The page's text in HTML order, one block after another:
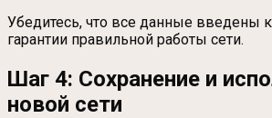
Убедитесь, что все данные введены
гарантии правильной работы сети.
Шаг 4: Сохранение и
новой сети